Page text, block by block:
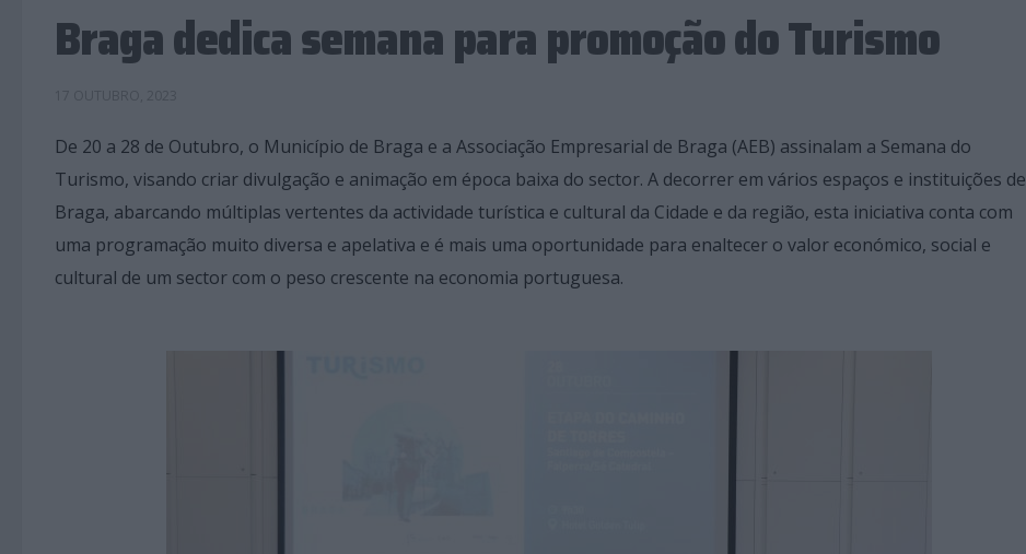
Braga dedica semana para promoção do Turismo
De 20 a 28 de Outubro, o Município de Braga e a Associação Empresarial de Braga (AEB) assinalam a Semana do
Turismo, visando criar divulgação e animação em época baixa do sector. A decorrer em vários espaços e instituições de
Braga, abarcando múltiplas vertentes da actividade turística e cultural da Cidade e da região, esta iniciativa conta com
uma programação muito diversa e apelativa e é mais uma oportunidade para enaltecer o valor económico, social e
cultural de um sector com o peso crescente na economia portuguesa.